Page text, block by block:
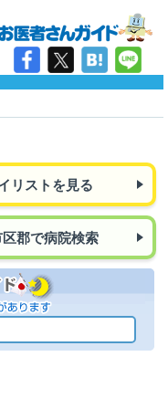
リストを見る
郡で病院検索